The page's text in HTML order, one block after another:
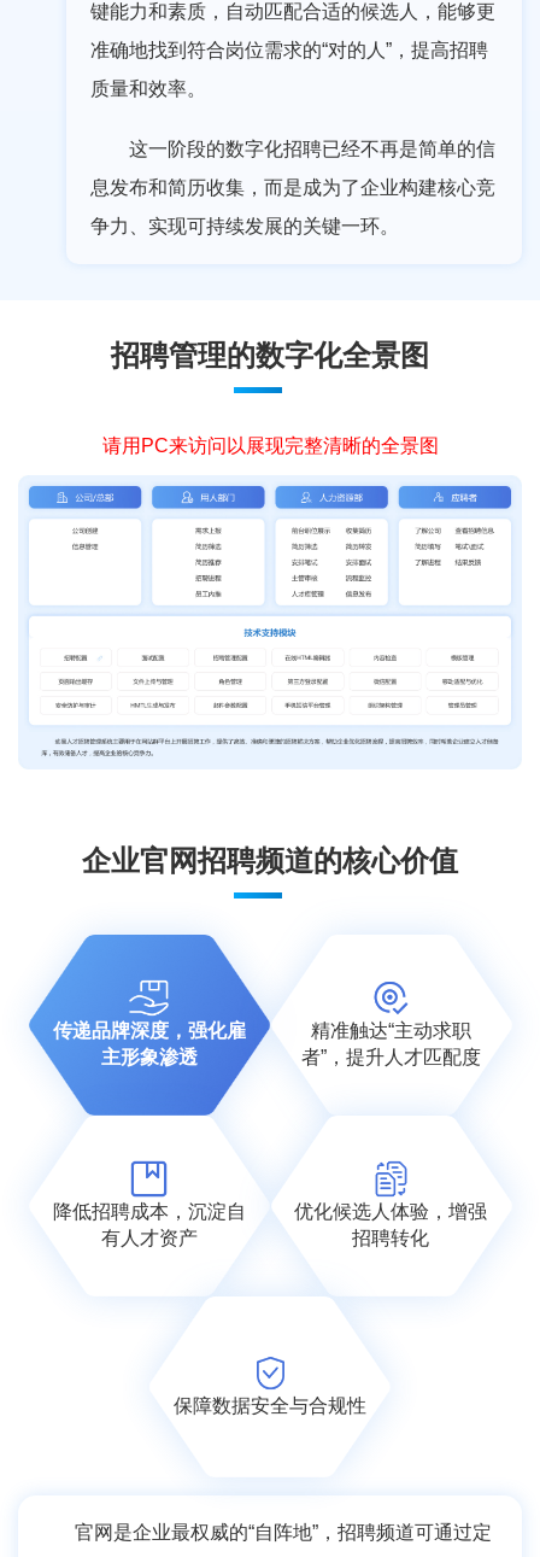
键能力和素质，自动匹配合适的候选人，能够更
准确地找到符合岗位需求的“对的人”，提高招聘
质量和效率。
这一阶段的数字化招聘已经不再是简单的信
息发布和简历收集，而是成为了企业构建核心竞
争力、实现可持续发展的关键一环。
招聘管理的数字化全景图
请用PC来访问以展现完整清晰的全景图
企业官网招聘频道的核心价值
传递品牌深度，强化雇
主形象渗透
精准触达“主动求职
者”，提升人才匹配度
降低招聘成本，沉淀自
有人才资产
优化候选人体验，增强
招聘转化
保障数据安全与合规性
官网是企业最权威的“自阵地”，招聘频道可通过定